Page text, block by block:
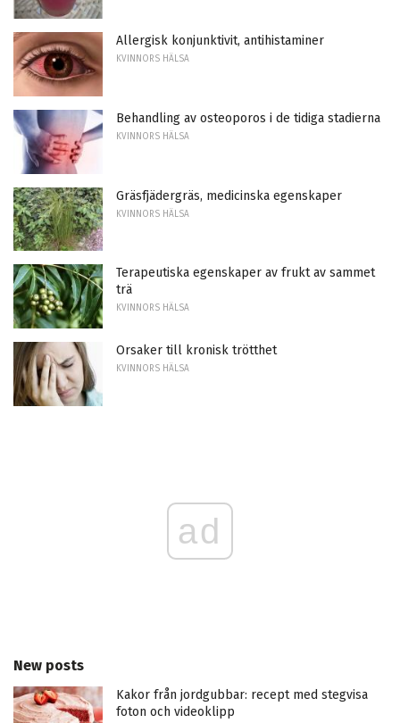
Allergisk konjunktivit, antihistaminer
KVINNORS HÄLSA
Behandling av osteoporos i de tidiga stadierna
KVINNORS HÄLSA
Gräsfjädergräs, medicinska egenskaper
KVINNORS HÄLSA
Terapeutiska egenskaper av frukt av sammet
trä
KVINNORS HÄLSA
Orsaker till kronisk trötthet
KVINNORS HÄLSA
ad
New posts
Kakor från jordgubbar: recept med stegvisa
foton och videoklipp